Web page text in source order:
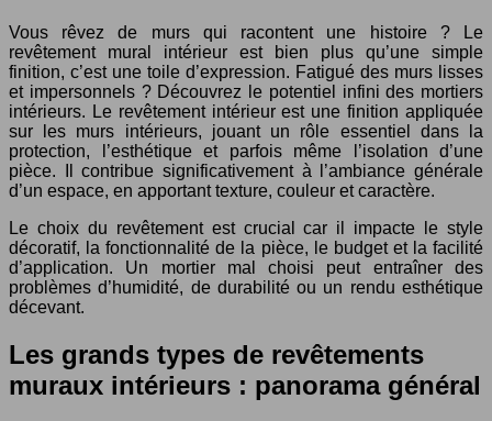
Vous rêvez de murs qui racontent une histoire ? Le
revêtement mural intérieur est bien plus qu’une simple
finition, c’est une toile d’expression. Fatigué des murs lisses
et impersonnels ? Découvrez le potentiel infini des mortiers
intérieurs. Le revêtement intérieur est une finition appliquée
sur les murs intérieurs, jouant un rôle essentiel dans la
protection, l’esthétique et parfois même l’isolation d’une
pièce. Il contribue significativement à l’ambiance générale
d’un espace, en apportant texture, couleur et caractère.
Le choix du revêtement est crucial car il impacte le style
décoratif, la fonctionnalité de la pièce, le budget et la facilité
d’application. Un mortier mal choisi peut entraîner des
problèmes d’humidité, de durabilité ou un rendu esthétique
décevant.
Les grands types de revêtements
muraux intérieurs : panorama général